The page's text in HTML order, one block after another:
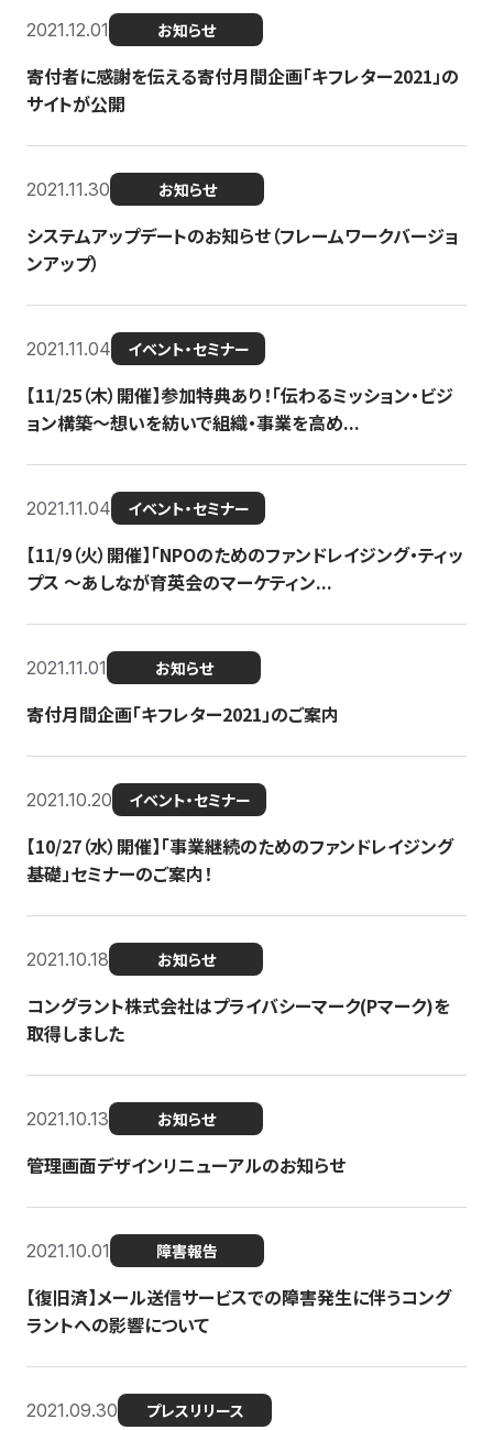
2021.12.01 お知らせ
寄付者に感謝を伝える寄付月間企画「キフレター2021」の
サイトが公開
2021.11.30 お知らせ
システムアップデートのお知らせ（フレームワークバージョ
ンアップ）
2021.11.04 イベント・セミナー
【11/25（木）開催】参加特典あり！「伝わるミッション・ビジ
ョン構築〜想いを紡いで組織・事業を高め...
2021.11.04 イベント・セミナー
【11/9（火）開催】「NPOのためのファンドレイジング・ティッ
プス 〜あしなが育英会のマーケティン...
2021.11.01 お知らせ
寄付月間企画「キフレター2021」のご案内
2021.10.20 イベント・セミナー
【10/27（水）開催】「事業継続のためのファンドレイジング
基礎」セミナーのご案内！
2021.10.18 お知らせ
コングラント株式会社はプライバシーマーク(Pマーク)を
取得しました
2021.10.13 お知らせ
管理画面デザインリニューアルのお知らせ
2021.10.01 障害報告
【復旧済】メール送信サービスでの障害発生に伴うコング
ラントへの影響について
2021.09.30 プレスリリース